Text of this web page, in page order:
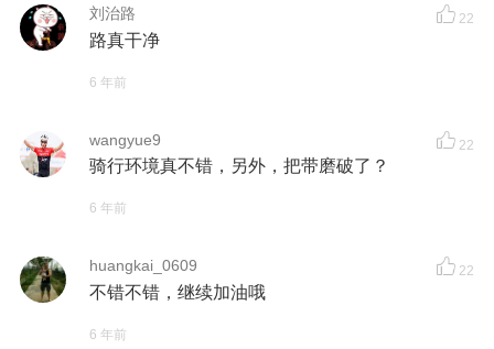
刘治路 22
路真干净
6 年前
wangyue9 22
骑行环境真不错，另外，把带磨破了？
6 年前
huangkai_0609 22
不错不错，继续加油哦
6 年前